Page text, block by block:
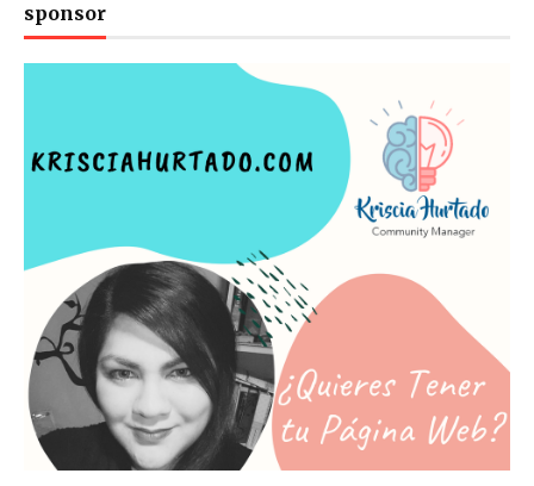
sponsor